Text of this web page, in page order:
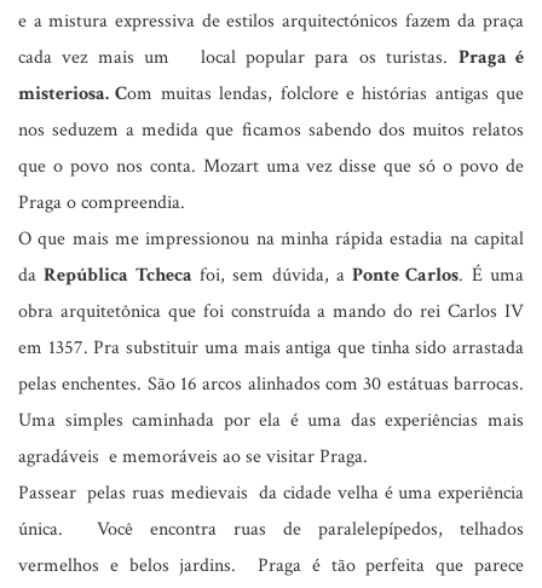
e a mistura expressiva de estilos arquitectónicos fazem da praça
cada vez mais um local popular para os turistas. Praga é
misteriosa. Com muitas lendas, folclore e histórias antigas que
nos seduzem a medida que ficamos sabendo dos muitos relatos
que o povo nos conta. Mozart uma vez disse que só o povo de
Praga o compreendia.
O que mais me impressionou na minha rápida estadia na capital
daRepública Tcheca foi, sem dúvida, aPonte Carlos. É uma
obra arquitetônica que foi construída a mando do rei Carlos IV
em 1357. Pra substituir uma mais antiga que tinha sido arrastada
pelas enchentes. São 16 arcos alinhados com 30 estátuas barrocas.
Uma simples caminhada por ela é uma das experiências mais
agradáveis e memoráveis ao se visitar Praga.
Passear pelas ruas medievais da cidade velha é uma experiência
única. Você encontra ruas de paralelepípedos, telhados
vermelhos e belos jardins. Praga é tão perfeita que parece